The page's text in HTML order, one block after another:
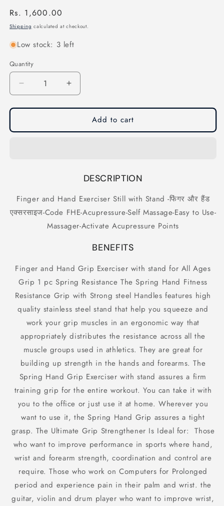
Regular
price
Rs. 1,600.00
Shipping calculated at checkout.
Low stock: 3 left
Quantity
Quantity
Decrease
quantity
for
and
और
हैंड
एक्सरसाइज-
Self
Massage-
Easy
to
Use-
Massager-
Activate
Acupressure
Points
Increase
quantity
for
Finger
and
Stand
और
हैंड
एक्सरसाइज-
Self
Massage-
Easy
to
Use-
Massager-
Activate
Acupressure
Points
Add to cart
DESCRIPTION
Finger and Hand Exerciser Still with Stand -फिंगर और हैंड
एक्सरसाइज-Code FHE-Acupressure-Self Massage-Easy to Use-
Massager-Activate Acupressure Points
BENEFITS
Finger and Hand Grip Exerciser with stand for All Ages
Grip 1 pc Spring Resistance The Spring Hand Fitness
Resistance Grip with Strong steel Handles features high
quality stainless steel stand that help you squeeze and
work your grip muscles in an ergonomic way that
appropriately distributes the resistance across all the
muscle groups used in athletics. They are great for
building up strength in the hands and forearms. The
Spring Hand Grip Exerciser with stand assures a firm
training grip for the entire workout. You can take it with
you to the office or just use it at home. Wherever you
want to use it, the Spring Hand Grip assures a tight
grasp. The Ultimate Grip Strengthener Is Ideal for: Those
who want to improve performance in sports where hand,
wrist and forearm strength, coordination and control are
require. Those who work on Computers for Prolonged
period and experience pain in their palm and wrist. the
guitar, violin and drum player who want to improve wrist,